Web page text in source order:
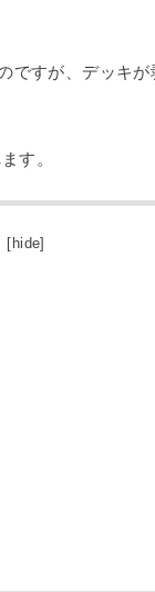
ですが、デッキ
す。
hide